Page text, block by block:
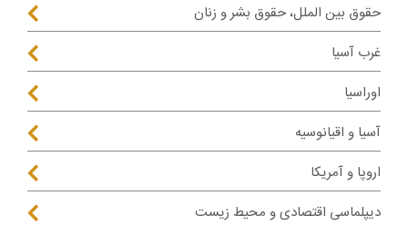
حقوق بین الملل، حقوق بشر و زنان
غرب آسیا
اوراسیا
آسیا و اقیانوسیه
اروپا و آمریکا
دیپلماسی اقتصادی و محیط زیست